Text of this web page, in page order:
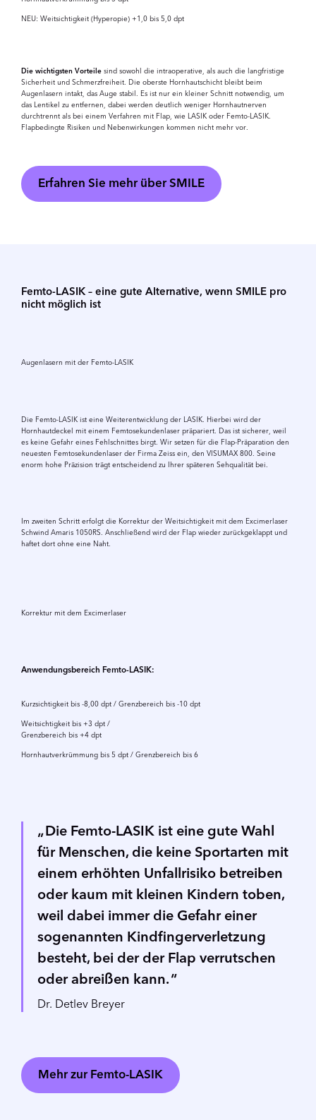
NEU: Weitsichtigkeit (Hyperopie) +1,0 bis 5,0 dpt
Die wichtigsten Vorteile sind sowohl die intraoperative, als auch die langfristige
Sicherheit und Schmerzfreiheit. Die oberste Hornhautschicht bleibt beim
Augenlasern intakt, das Auge stabil. Es ist nur ein kleiner Schnitt notwendig, um
das Lentikel zu entfernen, dabei werden deutlich weniger Hornhautnerven
durchtrennt als bei einem Verfahren mit Flap, wie LASIK oder Femto-LASIK.
Flapbedingte Risiken und Nebenwirkungen kommen nicht mehr vor.
Erfahren Sie mehr über SMILE
Femto-LASIK – eine gute Alternative, wenn SMILE pro
nicht möglich ist
Augenlasern mit der Femto-LASIK
Die Femto-LASIK ist eine Weiterentwicklung der LASIK. Hierbei wird der
Hornhautdeckel mit einem Femtosekundenlaser präpariert. Das ist sicherer, weil
es keine Gefahr eines Fehlschnittes birgt. Wir setzen für die Flap-Präparation den
neuesten Femtosekundenlaser der Firma Zeiss ein, den VISUMAX 800. Seine
enorm hohe Präzision trägt entscheidend zu Ihrer späteren Sehqualität bei.
Im zweiten Schritt erfolgt die Korrektur der Weitsichtigkeit mit dem Excimerlaser
Schwind Amaris 1050RS. Anschließend wird der Flap wieder zurückgeklappt und
haftet dort ohne eine Naht.
Korrektur mit dem Excimerlaser
Anwendungsbereich Femto-LASIK:
Kurzsichtigkeit bis -8,00 dpt / Grenzbereich bis -10 dpt
Weitsichtigkeit bis +3 dpt /
Grenzbereich bis +4 dpt
Hornhautverkrümmung bis 5 dpt / Grenzbereich bis 6
Die Femto-LASIK ist eine gute Wahl
für Menschen, die keine Sportarten mit
einem erhöhten Unfallrisiko betreiben
oder kaum mit kleinen Kindern toben,
weil dabei immer die Gefahr einer
sogenannten Kindfingerverletzung
besteht, bei der der Flap verrutschen
oder abreißen kann.
Dr. Detlev Breyer
Mehr zur Femto-LASIK